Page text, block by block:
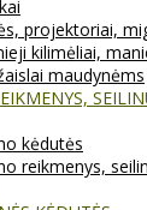
projektoriai,
kilimėliai,
maudynėms
kėdutės
reikmenys,